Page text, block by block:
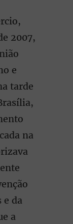
2007,
e
tarde
na
e da
a